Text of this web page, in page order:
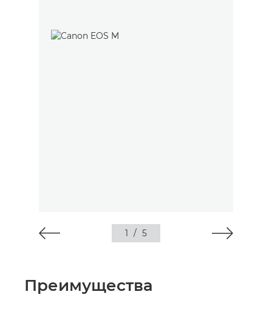
1 / 5
Преимущества